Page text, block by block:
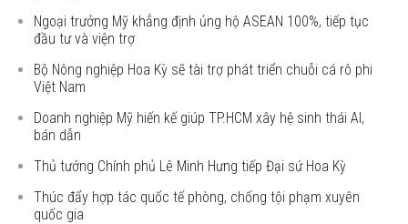
Ngoại trưởng Mỹ khẳng định ủng hộ ASEAN 100%, tiếp tục
đầu tư và viện trợ
Bộ Nông nghiệp Hoa Kỳ sẽ tài trợ phát triển chuỗi cá rô phi
Việt Nam
Doanh nghiệp Mỹ hiến kế giúp TP.HCM xây hệ sinh thái AI,
bán dẫn
Thủ tướng Chính phủ Lê Minh Hưng tiếp Đại sứ Hoa Kỳ
Thúc đẩy hợp tác quốc tế phòng, chống tội phạm xuyên
quốc gia